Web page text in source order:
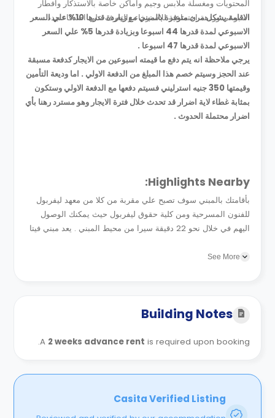
المحتويات ومغسلة ملابس وجيم واماكن خاصة بالاستذكار وافطار
اسبوعي وردهة اجتماعية للاسترخاء والتعرف علي اصدقاء جدد .
الاقامة بشكل مرن متوفرة بالمبني مع زياردة قدرها 10% علي السعر
الاسبوعي لمدة قدرها 44 اسبوعا وبزيادة قدرها 5% علي السعر
الاسبوعي لمدة قدرها 47 اسبوعا .
يرجي ملاحظة انه يتم دفع ما قيمته اسبوعين من الايجار كدفعة مسبقة
عند الحجز وسيتم خصم هذا المبلغ من الدفعة الاولي . اما وديعة التأمين
وقيمتها 350 جنيه استرليني فسيتم دفعها مع الدفعة الاولي وستكون
بمثابة غطاء لاية اضرار قد تحدث خلال فترة الايجار وهو مسترد رهنا بأي
اضرار محتملة الحدوث .
Highlights Nearby:
بأقامتك بالمبني سوف تصبح علي مقربة من كلا من معهد ليفربول
للفنون المسرحية ومن كلية حقوق ليفربول حيث يمكنك الوصول
اليهم في خلال نحو 22 دقيقة سيرا من محيط المبني . يعد مبني فيتا
See More
Building Notes
A 2 weeks advance rent is required upon booking.
Casita Verified Listing